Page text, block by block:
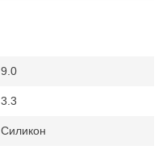
9.0
3.3
Силикон